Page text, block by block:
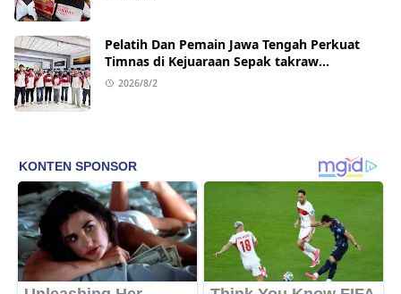
Pelatih Dan Pemain Jawa Tengah Perkuat
Timnas di Kejuaraan Sepak takraw
Internasional
2026/8/2